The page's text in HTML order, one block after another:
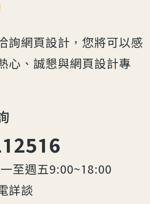
詢網頁設計，您將可以感
心、誠懇與網頁設計專
至週五9:00~18:00
詳談